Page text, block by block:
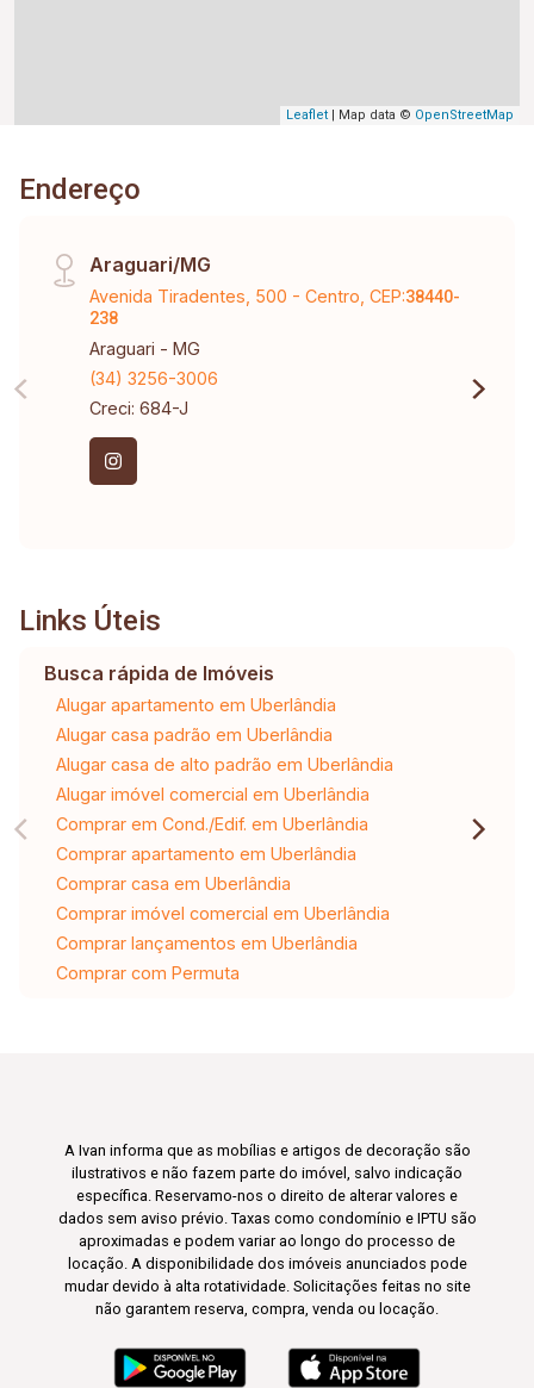
Leaflet | Map data © OpenStreetMap
Endereço
Araguari/MG
Avenida Tiradentes, 500 - Centro, CEP:38440-
238
Araguari - MG
(34) 3256-3006
Creci: 684-J
Links Úteis
Busca rápida de Imóveis
Alugar apartamento em Uberlândia
Alugar casa padrão em Uberlândia
Alugar casa de alto padrão em Uberlândia
Alugar imóvel comercial em Uberlândia
Comprar em Cond./Edif. em Uberlândia
Comprar apartamento em Uberlândia
Comprar casa em Uberlândia
Comprar imóvel comercial em Uberlândia
Comprar lançamentos em Uberlândia
Comprar com Permuta
A Ivan informa que as mobílias e artigos de decoração são
ilustrativos e não fazem parte do imóvel, salvo indicação
específica. Reservamo-nos o direito de alterar valores e
dados sem aviso prévio. Taxas como condomínio e IPTU são
aproximadas e podem variar ao longo do processo de
locação. A disponibilidade dos imóveis anunciados pode
mudar devido à alta rotatividade. Solicitações feitas no site
não garantem reserva, compra, venda ou locação.